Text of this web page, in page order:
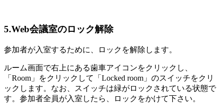
5.Web会議室のロック解除
参加者が入室するために、ロックを解除します。
ルーム画面で右上にある歯車アイコンをクリックし、
「Room」をクリックして「Locked room」のスイッチをクリ
ックします。なお、スイッチは緑がロックされている状態で
す。参加者全員が入室したら、ロックをかけて下さい。